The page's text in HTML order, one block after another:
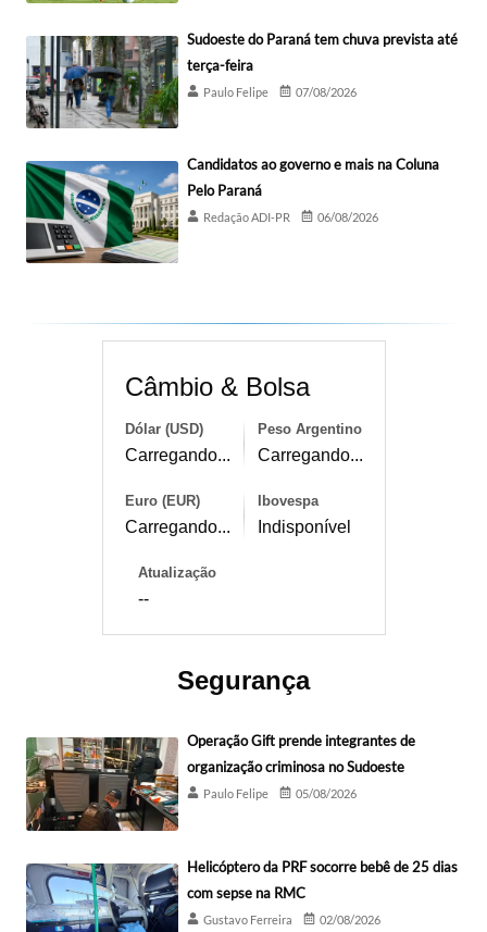
Sudoeste do Paraná tem chuva prevista até
terça-feira
Paulo Felipe 07/08/2026
Candidatos ao governo e mais na Coluna
Pelo Paraná
Redação ADI-PR 06/08/2026
Câmbio & Bolsa
Dólar (USD)
Carregando...
Peso Argentino
Carregando...
Euro (EUR)
Carregando...
Ibovespa
Indisponível
Atualização
--
Segurança
Operação Gift prende integrantes de
organização criminosa no Sudoeste
Paulo Felipe 05/08/2026
Helicóptero da PRF socorre bebê de 25 dias
com sepse na RMC
Gustavo Ferreira 02/08/2026